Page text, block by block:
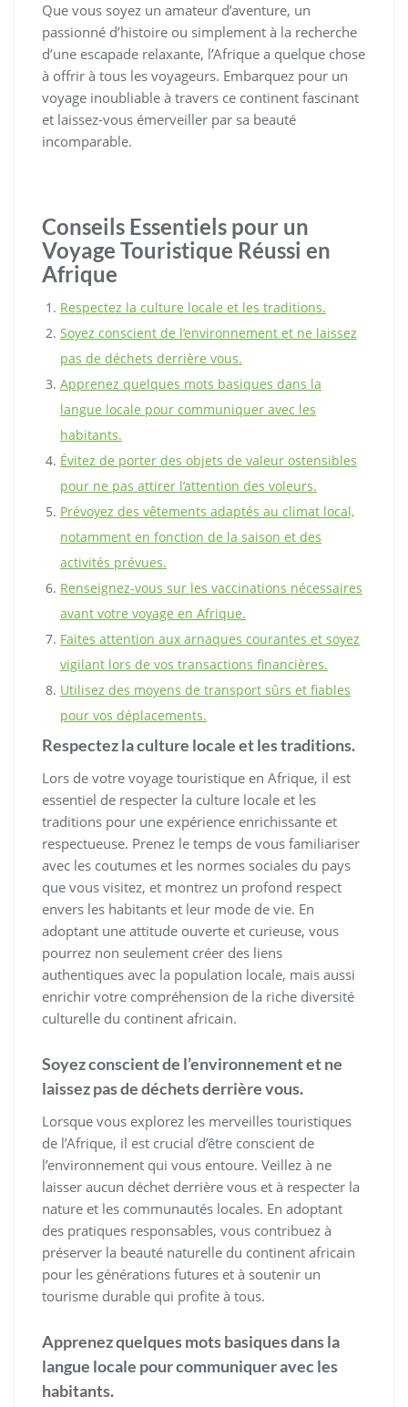
Que vous soyez un amateur d’aventure, un
passionné d’histoire ou simplement à la recherche
d’une escapade relaxante, l’Afrique a quelque chose
à offrir à tous les voyageurs. Embarquez pour un
voyage inoubliable à travers ce continent fascinant
et laissez-vous émerveiller par sa beauté
incomparable.
Conseils Essentiels pour un
Voyage Touristique Réussi en
Afrique
Respectez la culture locale et les traditions.
Soyez conscient de l’environnement et ne laissez
pas de déchets derrière vous.
Apprenez quelques mots basiques dans la
langue locale pour communiquer avec les
habitants.
Évitez de porter des objets de valeur ostensibles
pour ne pas attirer l’attention des voleurs.
Prévoyez des vêtements adaptés au climat local,
notamment en fonction de la saison et des
activités prévues.
Renseignez-vous sur les vaccinations nécessaires
avant votre voyage en Afrique.
Faites attention aux arnaques courantes et soyez
vigilant lors de vos transactions financières.
Utilisez des moyens de transport sûrs et fiables
pour vos déplacements.
Respectez la culture locale et les traditions.
Lors de votre voyage touristique en Afrique, il est
essentiel de respecter la culture locale et les
traditions pour une expérience enrichissante et
respectueuse. Prenez le temps de vous familiariser
avec les coutumes et les normes sociales du pays
que vous visitez, et montrez un profond respect
envers les habitants et leur mode de vie. En
adoptant une attitude ouverte et curieuse, vous
pourrez non seulement créer des liens
authentiques avec la population locale, mais aussi
enrichir votre compréhension de la riche diversité
culturelle du continent africain.
Soyez conscient de l’environnement et ne
laissez pas de déchets derrière vous.
Lorsque vous explorez les merveilles touristiques
de l’Afrique, il est crucial d’être conscient de
l’environnement qui vous entoure. Veillez à ne
laisser aucun déchet derrière vous et à respecter la
nature et les communautés locales. En adoptant
des pratiques responsables, vous contribuez à
préserver la beauté naturelle du continent africain
pour les générations futures et à soutenir un
tourisme durable qui profite à tous.
Apprenez quelques mots basiques dans la
langue locale pour communiquer avec les
habitants.